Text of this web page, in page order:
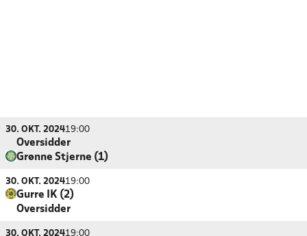
30. OKT. 202419:00
Oversidder
Grønne Stjerne (1)
30. OKT. 202419:00
Gurre IK (2)
Oversidder
30. OKT. 202419:00